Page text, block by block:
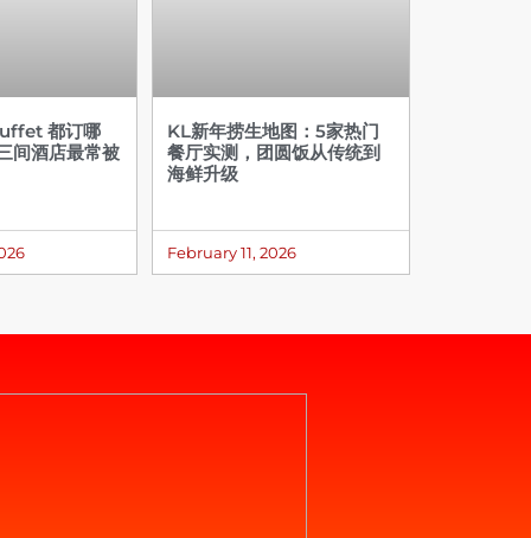
都订哪
间酒店最常被
KL新年捞生地图：5家热门
餐厅实测，团圆饭从传统到
海鲜升级
February 11, 2026